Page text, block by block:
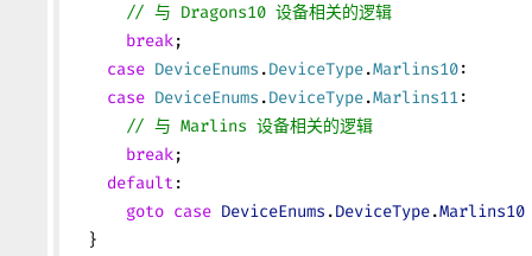
      // 与 Dragons10 设备相关的逻辑
      break
;
    case
DeviceEnums .DeviceType.Marlins10:
    case
DeviceEnums .DeviceType.Marlins11:
      // 与 Marlins 设备相关的逻辑
      break
;
    default
:
      goto
case DeviceEnums .DeviceType.Marlins10
  }